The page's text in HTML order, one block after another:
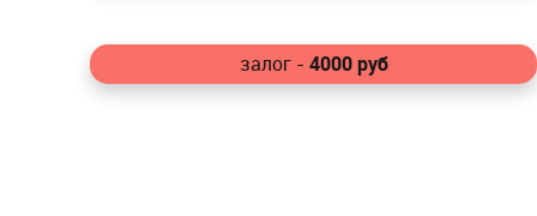
залог - 4000руб